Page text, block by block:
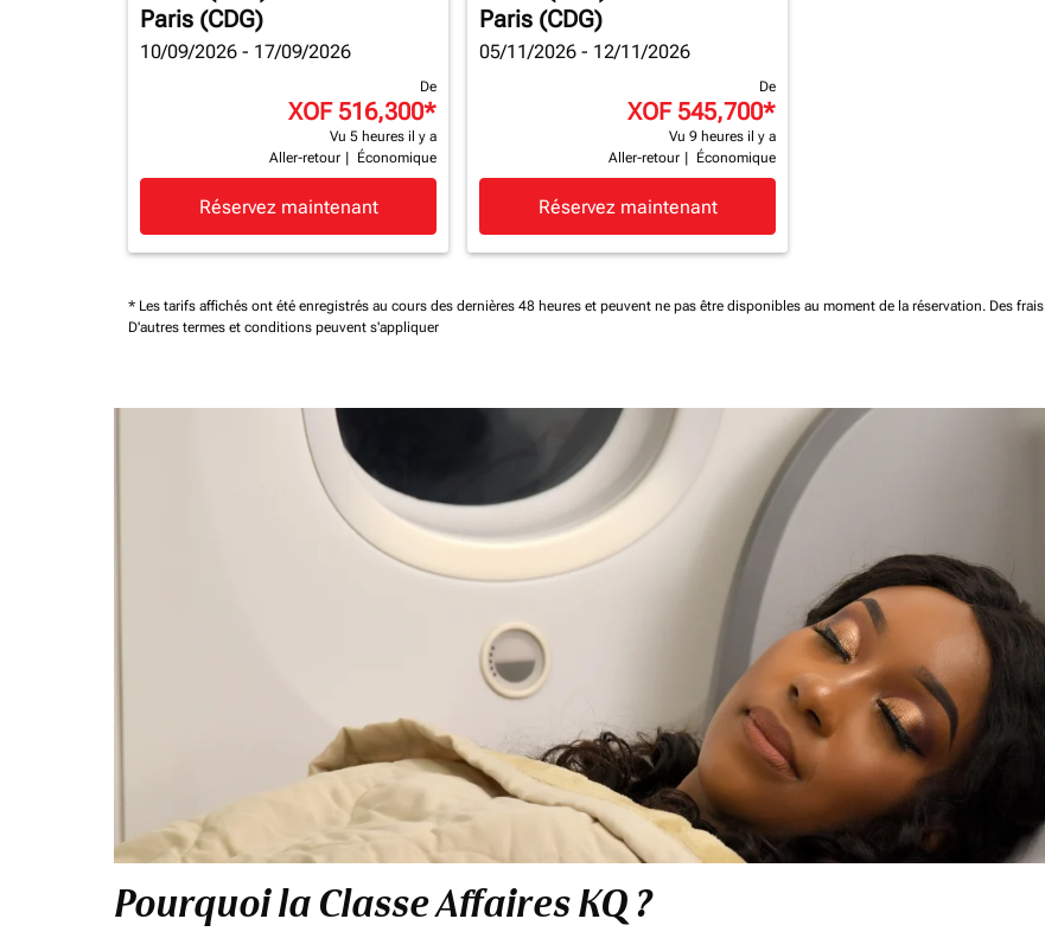
Paris (CDG)
10/09/2026 - 17/09/2026
De
XOF 516,300*
Vu 5 heures il y a
Aller-retour
Économique
Réservez maintenant
Paris (CDG)
05/11/2026 - 12/11/2026
De
XOF 545,700*
Vu 9 heures il y a
Aller-retour
Économique
Réservez maintenant
* Les tarifs affichés ont été enregistrés au cours des dernières 48 heures et peuvent ne pas être disponibles au moment de la réservation. Des
D'autres termes et conditions peuvent s'appliquer
Pourquoi la Classe Affaires KQ ?